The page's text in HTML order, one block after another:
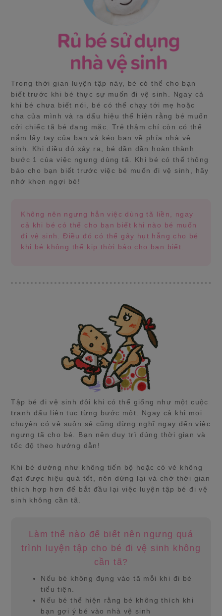
Trong thời gian luyện tập này, bé có thể cho bạn
biết trước khi bé thực sự muốn đi vệ sinh. Ngay cả
khi bé chưa biết nói, bé có thể chạy tới mẹ hoặc
cha của mình và ra dấu hiệu thể hiện rằng bé muốn
cởi chiếc tã bé đang mặc. Trẻ thậm chí còn có thể
nắm lấy tay của bạn và kéo bạn về phía nhà vệ
sinh. Khi điều đó xảy ra, bé dần dần hoàn thành
bước 1 của việc ngưng dùng tã. Khi bé có thể thông
báo cho bạn biết trước việc bé muốn đi vệ sinh, hãy
nhớ khen ngợi bé!
Không nên ngưng hẳn việc dùng tã liền, ngay
cả khi bé có thể cho bạn biết khi nào bé muốn
đi vệ sinh. Điều đó có thể gây hụt hẫng cho bé
khi bé không thể kịp thời báo cho bạn biết.
Tập bé đi vệ sinh đôi khi có thể giống như một cuộc
tranh đấu liên tục từng bước một. Ngay cả khi mọi
chuyện có vẻ suôn sẻ cũng đừng nghĩ ngay đến việc
ngưng tã cho bé. Bạn nên duy trì đúng thời gian và
tốc độ theo hướng dẫn!
Khi bé dường như không tiến bộ hoặc có vẻ không
đạt được hiệu quả tốt, nên dừng lại và chờ thời gian
thích hợp hơn để bắt đầu lại việc luyện tập bé đi vệ
sinh không cần tã.
Làm thế nào để biết nên ngưng quá
trình luyện tập cho bé đi vệ sinh không
cần tã?
Nếu bé không đụng vào tã mỗi khi đi bé
tiểu tiện.
Nếu bé thể hiện rằng bé không thích khi
bạn gợi ý bé vào nhà vệ sinh